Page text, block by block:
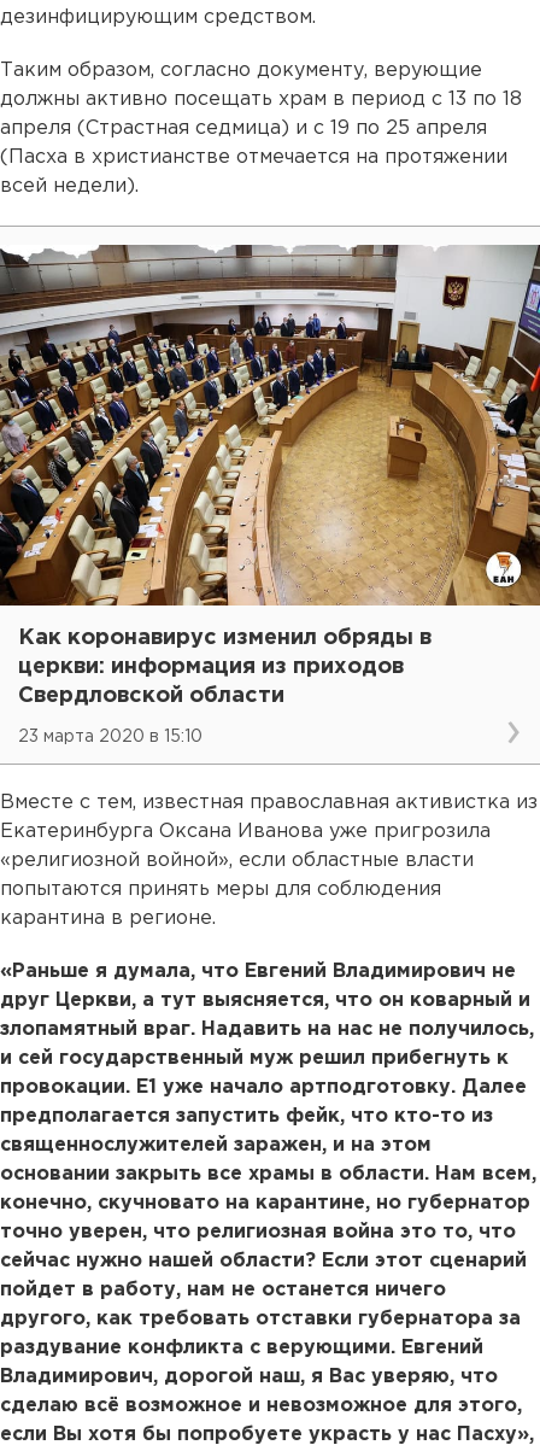
дезинфицирующим средством.
Таким образом, согласно документу, верующие
должны активно посещать храм в период с 13 по 18
апреля (Страстная седмица) и с 19 по 25 апреля
(Пасха в христианстве отмечается на протяжении
всей недели).
Как коронавирус изменил обряды в
церкви: информация из приходов
Свердловской области
23 марта 2020 в 15:10
Вместе с тем, известная православная активистка из
Екатеринбурга Оксана Иванова уже пригрозила
«религиозной войной», если областные власти
попытаются принять меры для соблюдения
карантина в регионе.
«Раньше я думала, что Евгений Владимирович не
друг Церкви, а тут выясняется, что он коварный и
злопамятный враг. Надавить на нас не получилось,
и сей государственный муж решил прибегнуть к
провокации. Е1 уже начало артподготовку. Далее
предполагается запустить фейк, что кто-то из
священнослужителей заражен, и на этом
основании закрыть все храмы в области. Нам всем,
конечно, скучновато на карантине, но губернатор
точно уверен, что религиозная война это то, что
сейчас нужно нашей области? Если этот сценарий
пойдет в работу, нам не останется ничего
другого, как требовать отставки губернатора за
раздувание конфликта с верующими. Евгений
Владимирович, дорогой наш, я Вас уверяю, что
сделаю всё возможное и невозможное для этого,
если Вы хотя бы попробуете украсть у нас Пасху»,